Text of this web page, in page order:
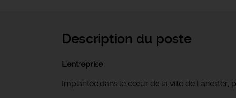
Description du poste
L'entreprise
Implantée dans le cœur de la ville de Lanester,